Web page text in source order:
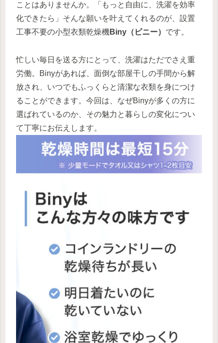
ことはありませんか。「もっと自由に、洗濯を効率
化できたら」そんな願いを叶えてくれるのが、設置
工事不要の小型衣類乾燥機Biny（ビニー） です。
忙しい毎日を送る方にとって、洗濯はただでさえ重
労働。Binyがあれば、面倒な部屋干しの手間から解
放され、いつでもふっくらと清潔な衣類を身につけ
ることができます。今回は、なぜBinyが多くの方に
選ばれているのか、その魅力と暮らしの変化につい
て丁寧にお伝えします。